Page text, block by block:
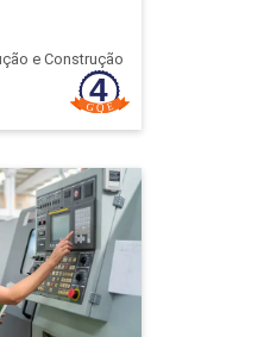
75
APLICADA À
e Construção
Controle e
Automação
do curso